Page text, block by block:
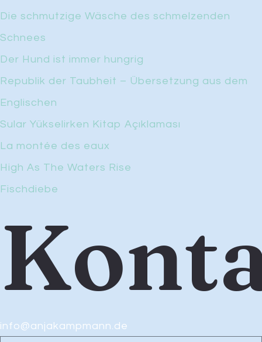
Die schmutzige Wäsche des schmelzenden
Schnees
Der Hund ist immer hungrig
Republik der Taubheit – Übersetzung aus dem
Englischen
Sular Yükselirken Kitap Açıklaması
La montée des eaux
High As The Waters Rise
Fischdiebe
info@anjakampmann.de